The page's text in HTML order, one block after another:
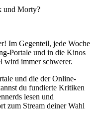
und Morty?
Im Gegenteil, jede Woche
Portale und in die Kinos
wird immer schwerer.
und die der Online-
du fundierte Kritiken
lesen und
zum Stream deiner Wahl